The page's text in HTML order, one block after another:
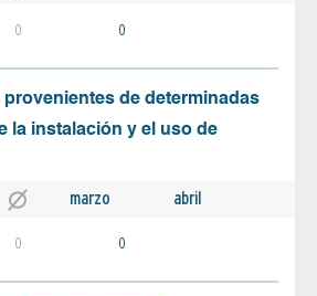
0 0
de determinadas
la instalación y el uso de
marzo abril
0 0